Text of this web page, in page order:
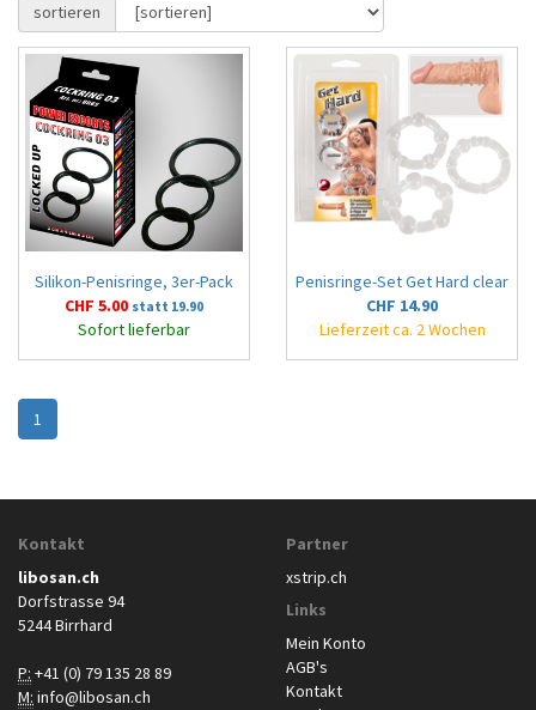
sortieren
Silikon-Penisringe, 3er-Pack
CHF 5.00 statt 19.90
Sofort lieferbar
Penisringe-Set Get Hard clear
CHF 14.90
Lieferzeit ca. 2 Wochen
1
Kontakt
libosan.ch
Dorfstrasse 94
5244 Birrhard
P: +41 (0) 79 135 28 89
M: info@libosan.ch
Partner
xstrip.ch
Links
Mein Konto
AGB's
Kontakt